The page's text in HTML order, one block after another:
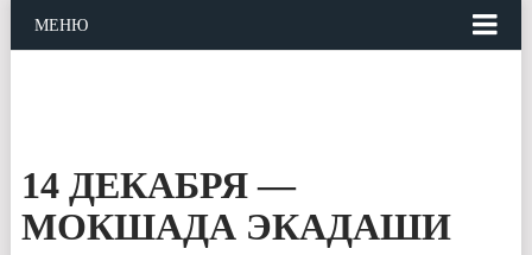
МЕНЮ
14 ДЕКАБРЯ —
МОКШАДА ЭКАДАШИ